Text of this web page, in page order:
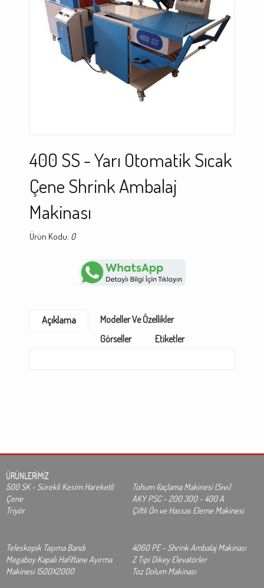
400 SS - Yarı Otomatik Sıcak
Çene Shrink Ambalaj
Makinası
Ürün Kodu: 0
Açıklama
Modeller Ve Özellikler
Görseller
Etiketler
ÜRÜNLERİMİZ
500 SK - Sürekli Kesim Hareketli
Çene
Tohum Ilaçlama Makinesi (Sıvı)
AKY PSC - 200 300 - 400 A
Triyör
Çiftli Ön ve Hassas Eleme Makinesi
Teleskopik Taşıma Bandı
4060 PE - Shrink Ambalaj Makinası
Megaboy Kapalı Hafiftane Ayırma
Makinesi 1500X2000
Z Tipi Dikey Elevatörler
Toz Dolum Makinası